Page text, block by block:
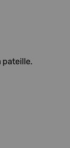
pateille.